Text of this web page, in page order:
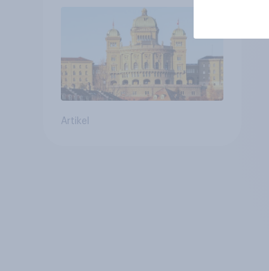
für Annahme des
Zivildienstgesetz sinken
Artikel